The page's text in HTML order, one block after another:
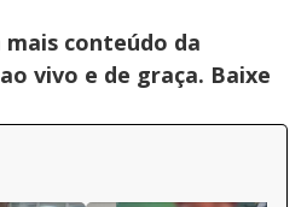
mais conteúdo da
vivo e de graça. Baixe